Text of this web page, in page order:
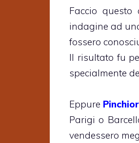
Faccio
indagine ad
fossero
Il risultato fu
specialmente
Eppure
Parigi o
vendessero